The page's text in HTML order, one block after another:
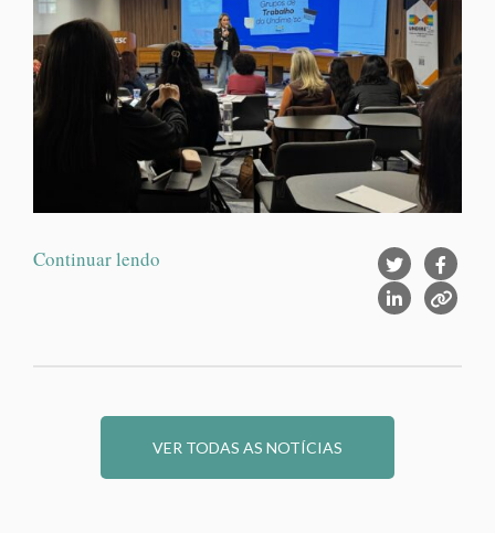
Continuar lendo
VER TODAS AS NOTÍCIAS